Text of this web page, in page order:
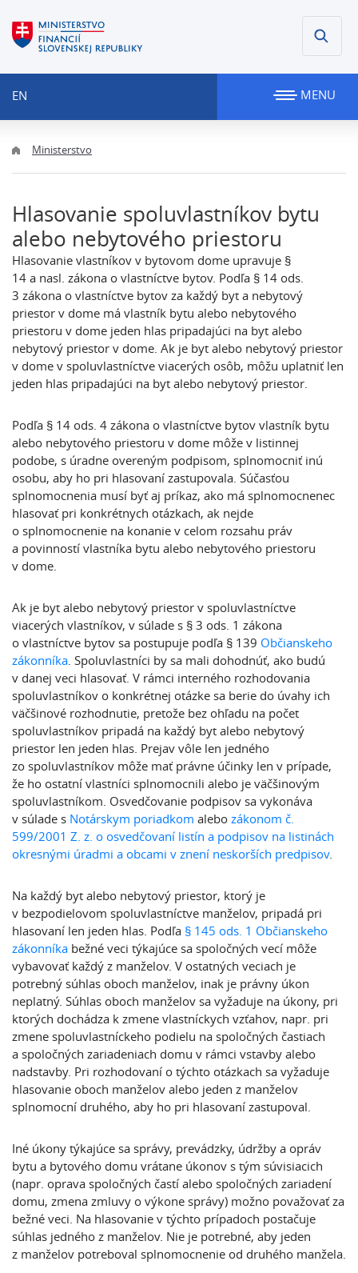
EN MENU
Ministerstvo
Hlasovanie spoluvlastníkov bytu
alebo nebytového priestoru
Hlasovanie vlastníkov v bytovom dome upravuje §
14 a nasl. zákona o vlastníctve bytov. Podľa § 14 ods.
3 zákona o vlastníctve bytov za každý byt a nebytový
priestor v dome má vlastník bytu alebo nebytového
priestoru v dome jeden hlas pripadajúci na byt alebo
nebytový priestor v dome. Ak je byt alebo nebytový priestor
v dome v spoluvlastníctve viacerých osôb, môžu uplatniť len
jeden hlas pripadajúci na byt alebo nebytový priestor.
Podľa § 14 ods. 4 zákona o vlastníctve bytov vlastník bytu
alebo nebytového priestoru v dome môže v listinnej
podobe, s úradne overeným podpisom, splnomocniť inú
osobu, aby ho pri hlasovaní zastupovala. Súčasťou
splnomocnenia musí byť aj príkaz, ako má splnomocnenec
hlasovať pri konkrétnych otázkach, ak nejde
o splnomocnenie na konanie v celom rozsahu práv
a povinností vlastníka bytu alebo nebytového priestoru
v dome.
Ak je byt alebo nebytový priestor v spoluvlastníctve
viacerých vlastníkov, v súlade s § 3 ods. 1 zákona
o vlastníctve bytov sa postupuje podľa § 139 Občianskeho
zákonníka. Spoluvlastníci by sa mali dohodnúť, ako budú
v danej veci hlasovať. V rámci interného rozhodovania
spoluvlastníkov o konkrétnej otázke sa berie do úvahy ich
väčšinové rozhodnutie, pretože bez ohľadu na počet
spoluvlastníkov pripadá na každý byt alebo nebytový
priestor len jeden hlas. Prejav vôle len jedného
zo spoluvlastníkov môže mať právne účinky len v prípade,
že ho ostatní vlastníci splnomocnili alebo je väčšinovým
spoluvlastníkom. Osvedčovanie podpisov sa vykonáva
v súlade s Notárskym poriadkom alebo zákonom č.
599/2001 Z. z. o osvedčovaní listín a podpisov na listinách
okresnými úradmi a obcami v znení neskorších predpisov.
Na každý byt alebo nebytový priestor, ktorý je
v bezpodielovom spoluvlastníctve manželov, pripadá pri
hlasovaní len jeden hlas. Podľa § 145 ods. 1 Občianskeho
zákonníka bežné veci týkajúce sa spoločných vecí môže
vybavovať každý z manželov. V ostatných veciach je
potrebný súhlas oboch manželov, inak je právny úkon
neplatný. Súhlas oboch manželov sa vyžaduje na úkony, pri
ktorých dochádza k zmene vlastníckych vzťahov, napr. pri
zmene spoluvlastníckeho podielu na spoločných častiach
a spoločných zariadeniach domu v rámci vstavby alebo
nadstavby. Pri rozhodovaní o týchto otázkach sa vyžaduje
hlasovanie oboch manželov alebo jeden z manželov
splnomocní druhého, aby ho pri hlasovaní zastupoval.
Iné úkony týkajúce sa správy, prevádzky, údržby a opráv
bytu a bytového domu vrátane úkonov s tým súvisiacich
(napr. oprava spoločných častí alebo spoločných zariadení
domu, zmena zmluvy o výkone správy) možno považovať za
bežné veci. Na hlasovanie v týchto prípadoch postačuje
súhlas jedného z manželov. Nie je potrebné, aby jeden
z manželov potreboval splnomocnenie od druhého manžela.